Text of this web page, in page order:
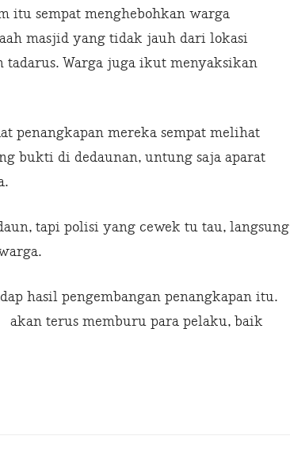
itu sempat menghebohkan warga
masjid yang tidak jauh dari lokasi
tadarus. Warga juga ikut menyaksikan
penangkapan mereka sempat melihat
bukti di dedaunan, untung saja aparat
tapi polisi yang cewek tu tau, langsung
hasil pengembangan penangkapan itu.
terus memburu para pelaku, baik